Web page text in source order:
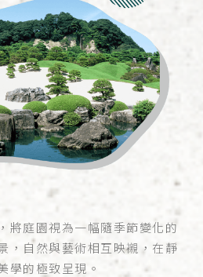
將庭園視為一幅隨季節變化的
，自然與藝術相互映襯，在靜
學的極致呈現。